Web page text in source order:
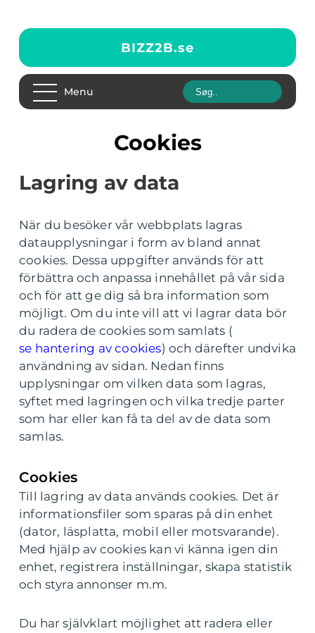
BIZZ2B.se
Menu
Cookies
Lagring av data
När du besöker vår webbplats lagras
dataupplysningar i form av bland annat
cookies. Dessa uppgifter används för att
förbättra och anpassa innehållet på vår sida
och för att ge dig så bra information som
möjligt. Om du inte vill att vi lagrar data bör
du radera de cookies som samlats (
se hantering av cookies) och därefter undvika
användning av sidan. Nedan finns
upplysningar om vilken data som lagras,
syftet med lagringen och vilka tredje parter
som har eller kan få ta del av de data som
samlas.
Cookies
Till lagring av data används cookies. Det är
informationsfiler som sparas på din enhet
(dator, läsplatta, mobil eller motsvarande).
Med hjälp av cookies kan vi känna igen din
enhet, registrera inställningar, skapa statistik
och styra annonser m.m.
Du har självklart möjlighet att radera eller